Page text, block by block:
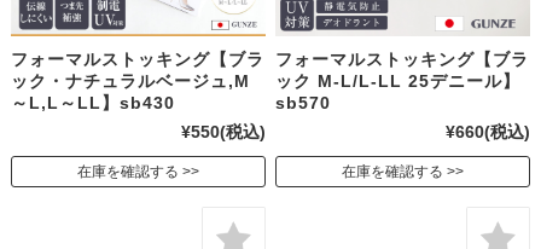
フォーマルストッキング【ブラ
ック・ナチュラルベージュ,M
～L,L～LL】sb430
¥550(税込)
在庫を確認する
フォーマルストッキング【ブラ
ック M-L/L-LL 25デニール】
sb570
¥660(税込)
在庫を確認する